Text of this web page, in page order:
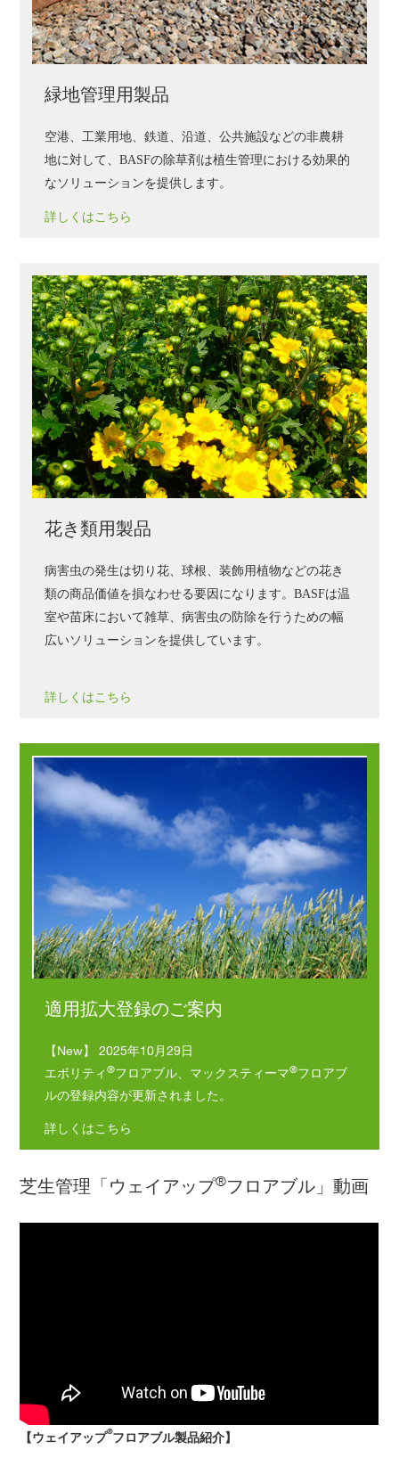
緑地管理用製品
空港、工業用地、鉄道、沿道、公共施設などの非農耕
地に対して、BASFの除草剤は植生管理における効果的
なソリューションを提供します。
詳しくはこちら
花き類用製品
病害虫の発生は切り花、球根、装飾用植物などの花き
類の商品価値を損なわせる要因になります。BASFは温
室や苗床において雑草、病害虫の防除を行うための幅
広いソリューションを提供しています。
詳しくはこちら
適用拡大登録のご案内
【New】 2025年10月29日
エボリティ®フロアブル、マックスティーマ®フロアブ
ルの登録内容が更新されました。
詳しくはこちら
芝生管理「ウェイアップ®フロアブル」動画
【ウェイアップ®フロアブル製品紹介】